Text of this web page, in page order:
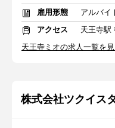
雇用形態
アルバイ
アクセス
天王寺駅
天王寺ミオの求人一覧を
株式会社ツクイス